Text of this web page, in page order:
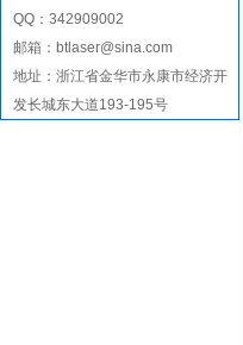
QQ：342909002
邮箱：btlaser@sina.com
地址： 浙江省金华市永康市经济开
发长城东大道193-195号